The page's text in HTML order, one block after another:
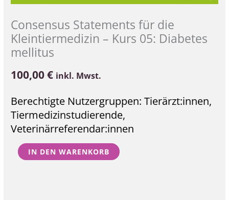
Consensus Statements für die
Kleintiermedizin – Kurs 05: Diabetes
mellitus
100,00€ inkl. Mwst.
Berechtigte Nutzergruppen: Tierärzt:innen,
Tiermedizinstudierende,
Veterinärreferendar:innen
IN DEN WARENKORB